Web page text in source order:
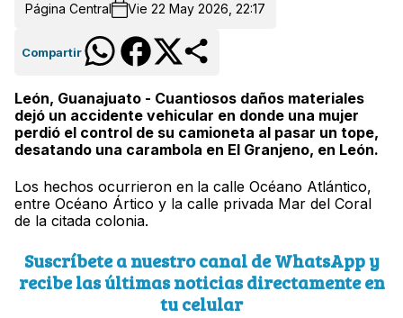
Página Central Vie 22 May 2026, 22:17
Compartir
León, Guanajuato - Cuantiosos daños materiales
dejó un accidente vehicular en donde una mujer
perdió el control de su camioneta al pasar un tope,
desatando una carambola en El Granjeno, en León.
Los hechos ocurrieron en la calle Océano Atlántico,
entre Océano Ártico y la calle privada Mar del Coral
de la citada colonia.
Suscríbete a nuestro canal de WhatsApp y
recibe las últimas noticias directamente en
tu celular